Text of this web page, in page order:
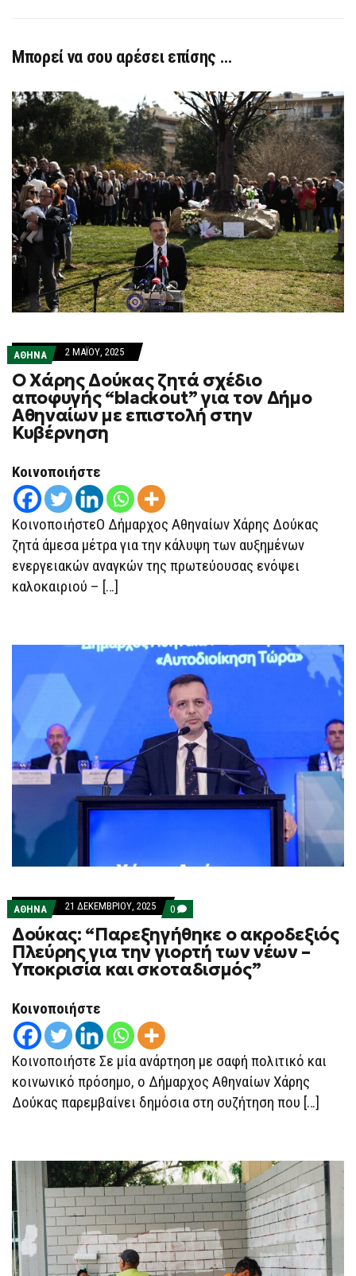
Μπορεί να σου αρέσει επίσης …
ΑΘΗΝΑ 2 ΜΑΪ́ΟΥ, 2025
Ο Χάρης Δούκας ζητά σχέδιο
αποφυγής “blackout” για τον Δήμο
Αθηναίων με επιστολή στην
Κυβέρνηση
Κοινοποιήστε
ΚοινοποιήστεΟ Δήμαρχος Αθηναίων Χάρης Δούκας
ζητά άμεσα μέτρα για την κάλυψη των αυξημένων
ενεργειακών αναγκών της πρωτεύουσας ενόψει
καλοκαιριού – […]
ΑΘΗΝΑ 21 ΔΕΚΕΜΒΡΊΟΥ, 2025 0 COMMENTS
ON
ΔΟΎΚΑΣ:
“ΠΑΡΕΞΗΓΉΘΗΚΕ
Ο
ΑΚΡΟΔΕΞΙΌΣ
ΠΛΕΎΡΗΣ
ΥΠΟΚΡΙΣΊΑ
ΣΚΟΤΑΔΙΣΜΌΣ”
Δούκας: “Παρεξηγήθηκε ο ακροδεξιός
Πλεύρης για την γιορτή των νέων –
Υποκρισία και σκοταδισμός”
Κοινοποιήστε
Κοινοποιήστε Σε μία ανάρτηση με σαφή πολιτικό και
κοινωνικό πρόσημο, ο Δήμαρχος Αθηναίων Χάρης
Δούκας παρεμβαίνει δημόσια στη συζήτηση που […]